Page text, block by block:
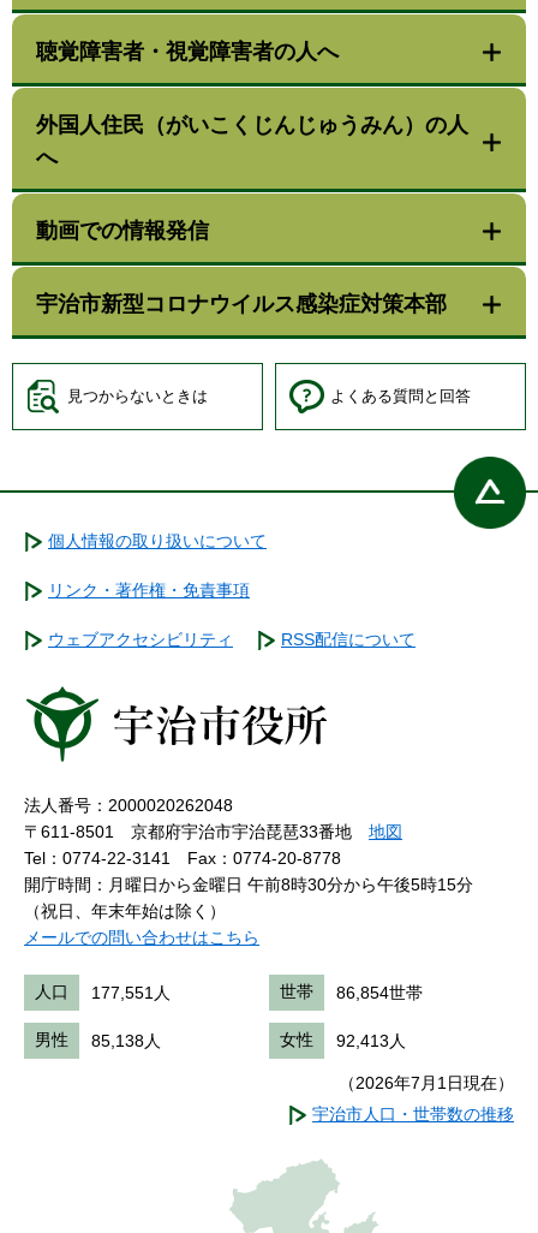
聴覚障害者・視覚障害者の人へ
外国人住民（がいこくじんじゅうみん）の人
へ
動画での情報発信
宇治市新型コロナウイルス感染症対策本部
見つからないときは よくある質問と回答
個人情報の取り扱いについて
リンク・著作権・免責事項
ウェブアクセシビリティ RSS配信について
法人番号：2000020262048
〒611-8501 京都府宇治市宇治琵琶33番地 地図
Tel：0774-22-3141
Fax：0774-20-8778
開庁時間：月曜日から金曜日 午前8時30分から午後5時15分
（祝日、年末年始は除く）
メールでの問い合わせはこちら
人口 177,551人 世帯 86,854世帯
男性 85,138人 女性 92,413人
（2026年7月1日現在）
宇治市人口・世帯数の推移